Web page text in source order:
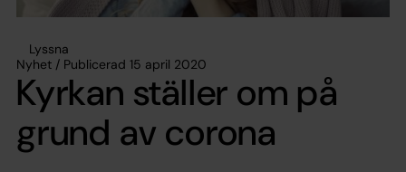
Lyssna
Nyhet / Publicerad 15 april 2020
Kyrkan ställer om på
grund av corona